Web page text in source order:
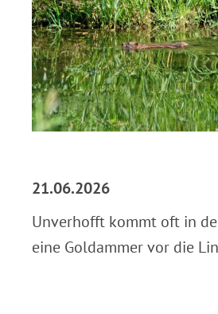
21.06.2026
Unverhofft kommt oft in
eine Goldammer vor die